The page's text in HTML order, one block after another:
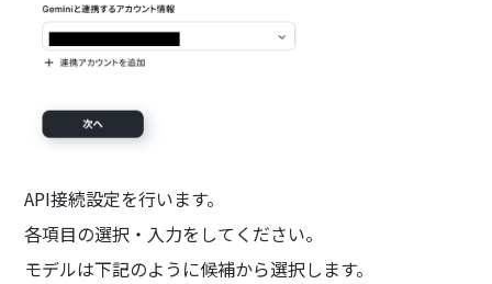
API接続設定を行います。
各項目の選択・入力をしてください。
モデルは下記のように候補から選択します。